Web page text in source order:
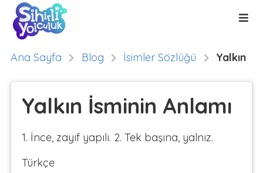
Ana Sayfa Blog İsimler Sözlüğü Yalkın
Yalkın İsminin Anlamı
1. İnce, zayıf yapılı. 2. Tek başına, yalnız.
Türkçe